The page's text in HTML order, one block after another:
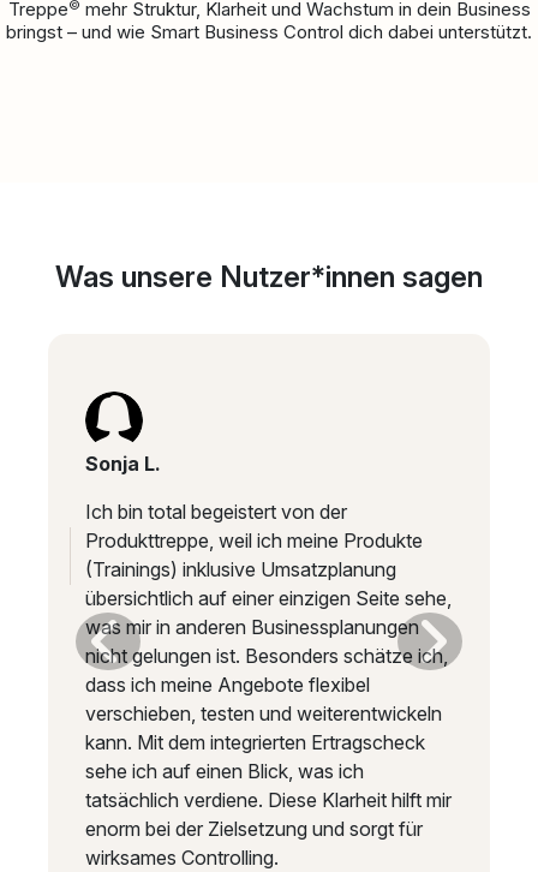
Treppe© mehr Struktur, Klarheit und Wachstum in dein Business
bringst – und wie Smart Business Control dich dabei unterstützt.
Was unsere Nutzer*innen sagen
Sonja L.
Ich bin total begeistert von der
Produkttreppe, weil ich meine Produkte
(Trainings) inklusive Umsatzplanung
übersichtlich auf einer einzigen Seite sehe,
was mir in anderen Businessplanungen
nicht gelungen ist. Besonders schätze ich,
dass ich meine Angebote flexibel
verschieben, testen und weiterentwickeln
kann. Mit dem integrierten Ertragscheck
sehe ich auf einen Blick, was ich
tatsächlich verdiene. Diese Klarheit hilft mir
enorm bei der Zielsetzung und sorgt für
wirksames Controlling.
Previous Next